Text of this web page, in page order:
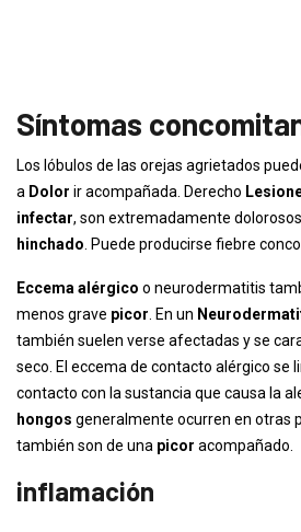
Síntomas
Los lóbulos de las orejas agrietados
a Dolor ir acompañada. Derecho
infectar, son extremadamente
hinchado . Puede producirse fiebre
Eccema alérgico o neurodermatitis
menos grave picor . En un
también suelen verse afectadas y se
seco. El eccema de contacto alérgico se
contacto con la sustancia que causa la
hongos generalmente ocurren en otras
también son de una picor acompañado.
inflamación